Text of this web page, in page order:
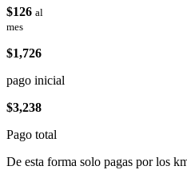
$126 al
mes
$1,726
pago inicial
$3,238
Pago total
De esta forma solo pagas por los